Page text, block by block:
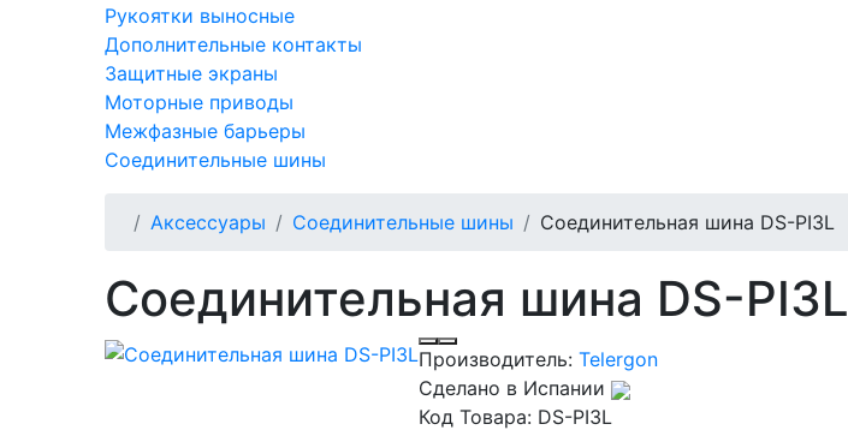
Рукоятки выносные
Дополнительные контакты
Защитные экраны
Моторные приводы
Межфазные барьеры
Соединительные шины
Аксессуары Соединительные шины Соединительная шина DS-PI3L
Соединительная шина DS-PI3L
Производитель: Telergon
Сделано в Испании
Код Товара: DS-PI3L